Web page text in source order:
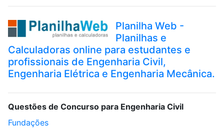
Planilha Web -
Planilhas e
Calculadoras online para estudantes e
profissionais de Engenharia Civil,
Engenharia Elétrica e Engenharia Mecânica.
Questões de Concurso para Engenharia Civil
Fundações